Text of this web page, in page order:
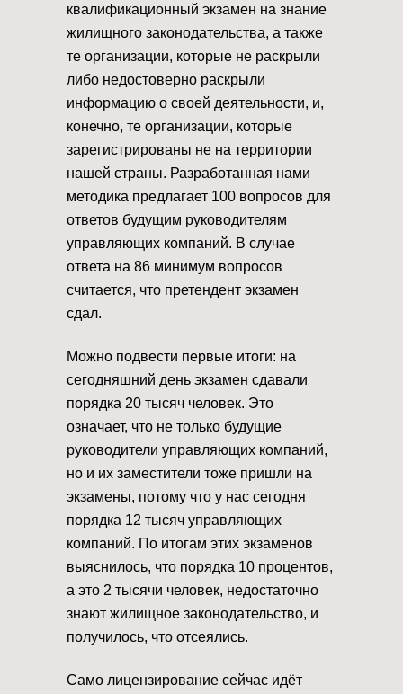
квалификационный экзамен на знание
жилищного законодательства, а также
те организации, которые не раскрыли
либо недостоверно раскрыли
информацию о своей деятельности, и,
конечно, те организации, которые
зарегистрированы не на территории
нашей страны. Разработанная нами
методика предлагает 100 вопросов для
ответов будущим руководителям
управляющих компаний. В случае
ответа на 86 минимум вопросов
считается, что претендент экзамен
сдал.
Можно подвести первые итоги: на
сегодняшний день экзамен сдавали
порядка 20 тысяч человек. Это
означает, что не только будущие
руководители управляющих компаний,
но и их заместители тоже пришли на
экзамены, потому что у нас сегодня
порядка 12 тысяч управляющих
компаний. По итогам этих экзаменов
выяснилось, что порядка 10 процентов,
а это 2 тысячи человек, недостаточно
знают жилищное законодательство, и
получилось, что отсеялись.
Само лицензирование сейчас идёт